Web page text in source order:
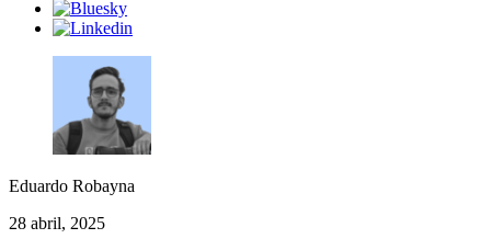
Eduardo Robayna
28 abril, 2025